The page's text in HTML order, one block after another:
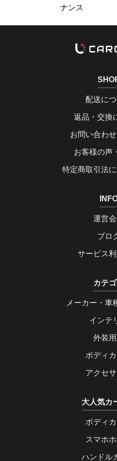
ナンス
配送に
返品・交換
お問い合わ
お客様の声
特定商取引法
運営
ブロ
サービス
カテ
メーカー・車
インテ
外装
ボディ
アクセ
大人気カ
ボディ
スマホ
ハンドル